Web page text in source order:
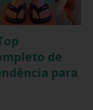
de
para